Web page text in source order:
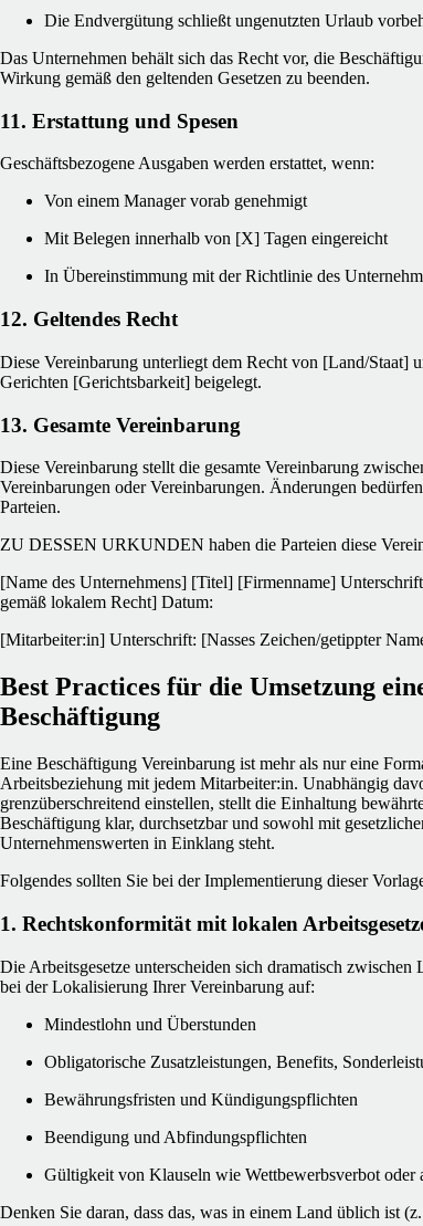
Die Endvergütung schließt ungenutzten Urlaub
Das Unternehmen behält sich das Recht vor, die
Wirkung gemäß den geltenden Gesetzen zu beenden.
11. Erstattung und Spesen
Geschäftsbezogene Ausgaben werden erstattet, wenn:
Von einem Manager vorab genehmigt
Mit Belegen innerhalb von [X] Tagen eingereicht
In Übereinstimmung mit der Richtlinie des
12. Geltendes Recht
Diese Vereinbarung unterliegt dem Recht von [Land/Staat]
Gerichten [Gerichtsbarkeit] beigelegt.
13. Gesamte Vereinbarung
Diese Vereinbarung stellt die gesamte Vereinbarung
Vereinbarungen oder Vereinbarungen. Änderungen
Parteien.
ZU DESSEN URKUNDEN haben die Parteien diese
[Name des Unternehmens] [Titel] [Firmenname]
gemäß lokalem Recht] Datum:
[Mitarbeiter:in] Unterschrift: [Nasses Zeichen/getippter
Best Practices für die Umsetzung
Beschäftigung
Eine Beschäftigung Vereinbarung ist mehr als nur eine
Arbeitsbeziehung mit jedem Mitarbeiter:in. Unabhängig
grenzüberschreitend einstellen, stellt die Einhaltung
Beschäftigung klar, durchsetzbar und sowohl mit
Unternehmenswerten in Einklang steht.
Folgendes sollten Sie bei der Implementierung dieser
1. Rechtskonformität mit lokalen
Die Arbeitsgesetze unterscheiden sich dramatisch
bei der Lokalisierung Ihrer Vereinbarung auf:
Mindestlohn und Überstunden
Obligatorische Zusatzleistungen, Benefits,
Bewährungsfristen und Kündigungspflichten
Beendigung und Abfindungspflichten
Gültigkeit von Klauseln wie Wettbewerbsverbot oder
Denken Sie daran, dass das, was in einem Land üblich ist